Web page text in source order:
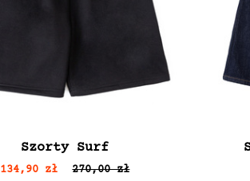
Szorty Surf
134,90 zł 270,00 zł